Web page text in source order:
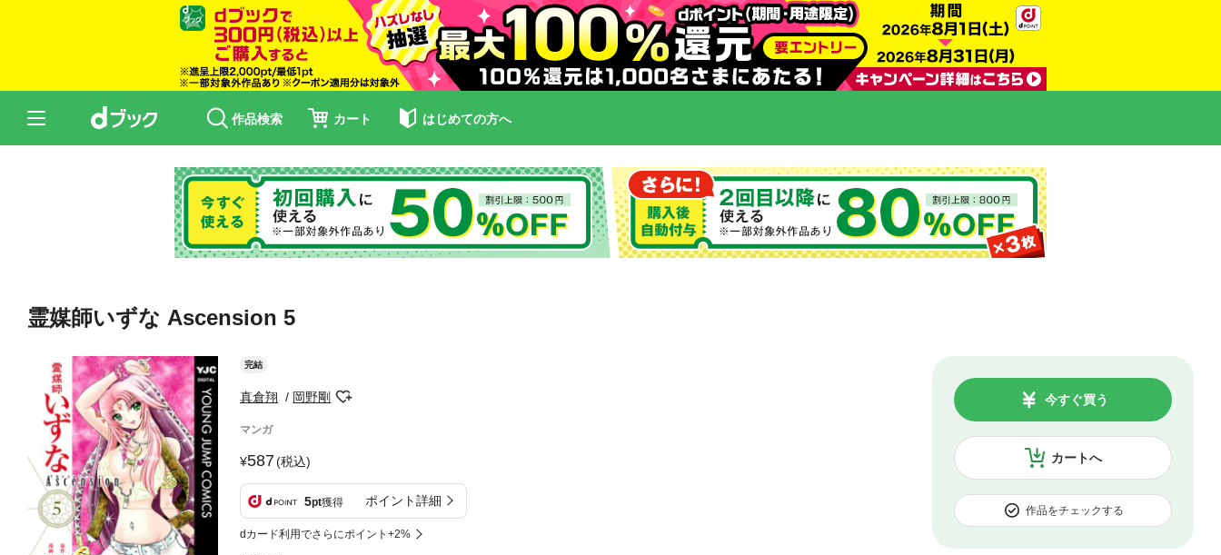
作品検索 カート はじめての方へ
霊媒師いずな Ascension 5
完結
真倉翔 岡野剛
マンガ
587(税込)
5pt獲得 ポイント詳細
dカード利用でさらにポイント+2%
カートへ
今すぐ買う
作品をチェックする